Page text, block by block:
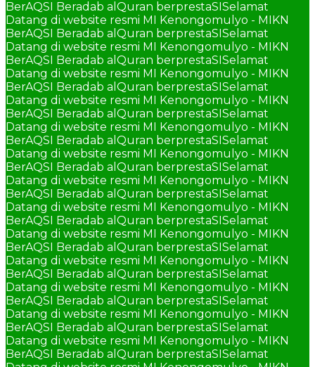
BerAQSI Beradab alQuran berprestaSISelamat
Datang di website resmi MI Kenongomulyo - MIKN
BerAQSI Beradab alQuran berprestaSISelamat
Datang di website resmi MI Kenongomulyo - MIKN
BerAQSI Beradab alQuran berprestaSISelamat
Datang di website resmi MI Kenongomulyo - MIKN
BerAQSI Beradab alQuran berprestaSISelamat
Datang di website resmi MI Kenongomulyo - MIKN
BerAQSI Beradab alQuran berprestaSISelamat
Datang di website resmi MI Kenongomulyo - MIKN
BerAQSI Beradab alQuran berprestaSISelamat
Datang di website resmi MI Kenongomulyo - MIKN
BerAQSI Beradab alQuran berprestaSISelamat
Datang di website resmi MI Kenongomulyo - MIKN
BerAQSI Beradab alQuran berprestaSISelamat
Datang di website resmi MI Kenongomulyo - MIKN
BerAQSI Beradab alQuran berprestaSISelamat
Datang di website resmi MI Kenongomulyo - MIKN
BerAQSI Beradab alQuran berprestaSISelamat
Datang di website resmi MI Kenongomulyo - MIKN
BerAQSI Beradab alQuran berprestaSISelamat
Datang di website resmi MI Kenongomulyo - MIKN
BerAQSI Beradab alQuran berprestaSISelamat
Datang di website resmi MI Kenongomulyo - MIKN
BerAQSI Beradab alQuran berprestaSISelamat
Datang di website resmi MI Kenongomulyo - MIKN
BerAQSI Beradab alQuran berprestaSISelamat